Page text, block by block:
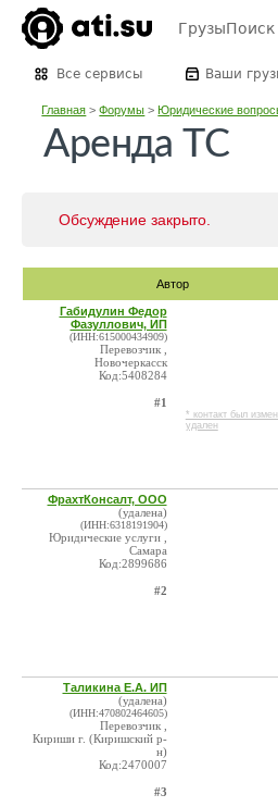
ГрузыПоиск
Все сервисы Ваши
Главная >Форумы >Юридические
Аренда ТС
Обсуждение закрыто.
Автор
Габидулин Федор
Фазуллович, ИП
(ИНН:615000434909)
Перевозчик ,
Новочеркасск
Код:5408284
#1
* контакт был
удален
ФрахтКонсалт, ООО
(удалена)
(ИНН:6318191904)
Юридические услуги ,
Самара
Код:2899686
#2
Таликина Е.А. ИП
(удалена)
(ИНН:470802464605)
Перевозчик ,
Кириши г. (Киришский р-
н)
Код:2470007
#3